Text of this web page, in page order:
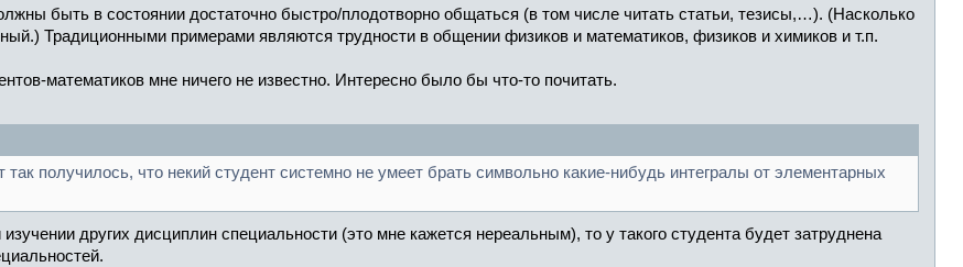
быть в состоянии достаточно быстро/плодотворно общаться (в том числе читать статьи, тезисы,…). (Насколько
Традиционными примерами являются трудности в общении физиков и математиков, физиков и химиков и т.п.
математиков мне ничего не известно. Интересно было бы что-то почитать.
получилось, что некий студент системно не умеет брать символьно какие-нибудь интегралы от элементарных
других дисциплин специальности (это мне кажется нереальным), то у такого студента будет затруднена